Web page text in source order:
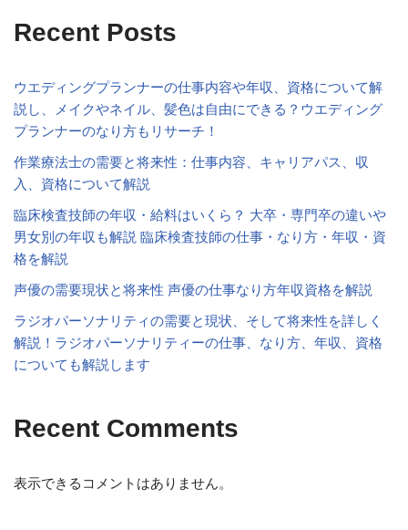
Recent Posts
ウエディングプランナーの仕事内容や年収、資格について解
説し、メイクやネイル、髪色は自由にできる？ウエディング
プランナーのなり方もリサーチ！
作業療法士の需要と将来性：仕事内容、キャリアパス、収
入、資格について解説
臨床検査技師の年収・給料はいくら？ 大卒・専門卒の違いや
男女別の年収も解説 臨床検査技師の仕事・なり方・年収・資
格を解説
声優の需要現状と将来性 声優の仕事なり方年収資格を解説
ラジオパーソナリティの需要と現状、そして将来性を詳しく
解説！ラジオパーソナリティーの仕事、なり方、年収、資格
についても解説します
Recent Comments
表示できるコメントはありません。